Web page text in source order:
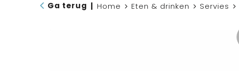
Ga terug Home Eten & drinken Servies